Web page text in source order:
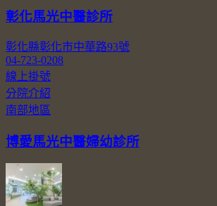
彰化馬光中醫診所
彰化縣彰化市中華路93號
04-723-0208
線上掛號
分院介紹
南部地區
博愛馬光中醫婦幼診所